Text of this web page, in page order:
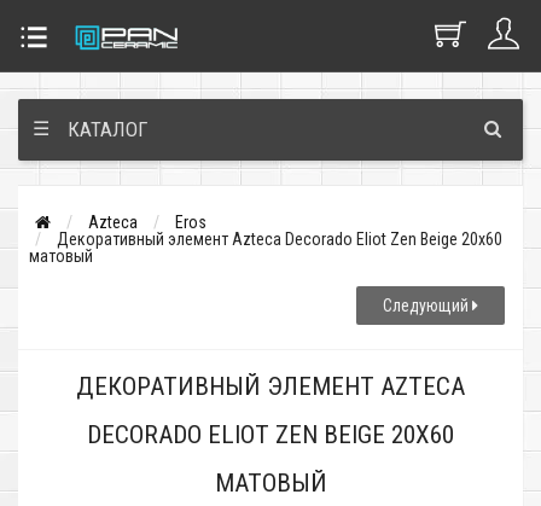
☰ КАТАЛОГ
Azteca
Eros
Декоративный элемент Azteca Decorado Eliot Zen Beige 20x60
матовый
Следующий
ДЕКОРАТИВНЫЙ ЭЛЕМЕНТ AZTECA
DECORADO ELIOT ZEN BEIGE 20X60
МАТОВЫЙ